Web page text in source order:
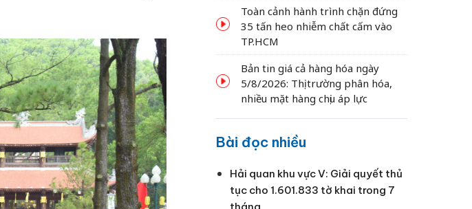
Toàn cảnh hành trình chặn đứng
35 tấn heo nhiễm chất cấm vào
TP.HCM
Bản tin giá cả hàng hóa ngày
5/8/2026: Thị trường phân hóa,
nhiều mặt hàng chịu áp lực
Bài đọc nhiều
Hải quan khu vực V: Giải quyết thủ
tục cho 1.601.833 tờ khai trong 7